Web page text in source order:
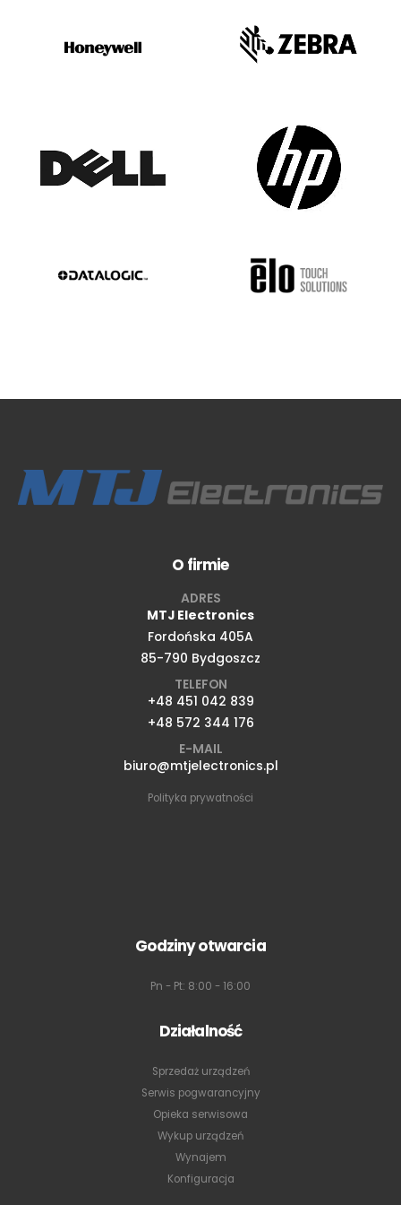
O firmie
ADRES
MTJ Electronics
Fordońska 405A
85-790 Bydgoszcz
TELEFON
+48 451 042 839
+48 572 344 176
E-MAIL
biuro@mtjelectronics.pl
Polityka prywatności
Godziny otwarcia
Pn - Pt: 8:00 - 16:00
Działalność
Sprzedaż urządzeń
Serwis pogwarancyjny
Opieka serwisowa
Wykup urządzeń
Wynajem
Konfiguracja